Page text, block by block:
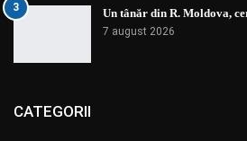
3 Un tânăr din R. Moldova,
7 august 2026
CATEGORII